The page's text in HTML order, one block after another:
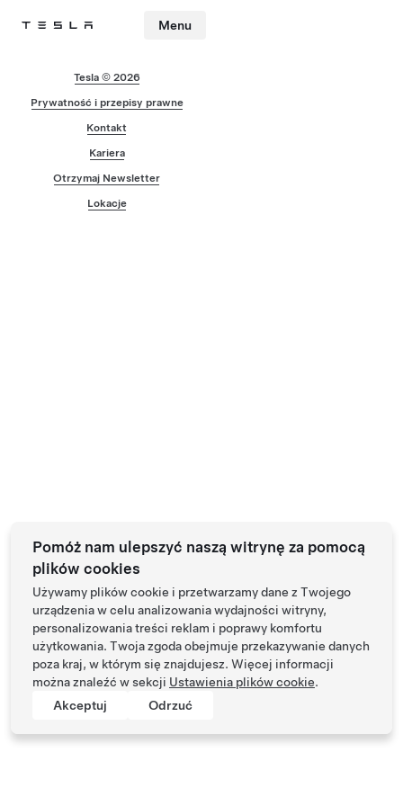
Menu
Tesla © 2026
Prywatność i przepisy prawne
Kontakt
Kariera
Otrzymaj Newsletter
Lokacje
Pomóż nam ulepszyć naszą witrynę za pomocą
plików cookies
Używamy plików cookie i przetwarzamy dane z Twojego
urządzenia w celu analizowania wydajności witryny,
personalizowania treści reklam i poprawy komfortu
użytkowania. Twoja zgoda obejmuje przekazywanie danych
poza kraj, w którym się znajdujesz. Więcej informacji
można znaleźć w sekcji Ustawienia plików cookie.
Akceptuj
Odrzuć